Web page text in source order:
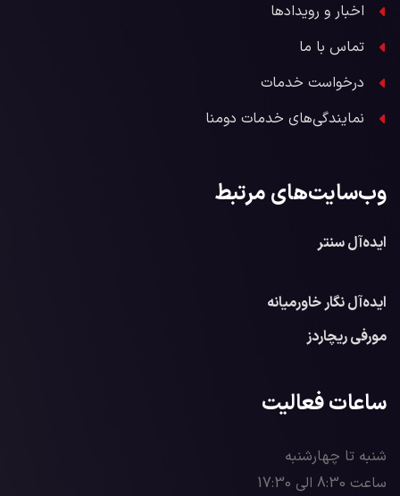
اخبار و رویدادها
تماس با ما
درخواست خدمات
نمایندگی‌های خدمات دومنا
وب‌سایت‌های مرتبط
ایده‌آل سنتر
ایده‌آل نگار خاورمیانه
مورفی ریچاردز
ساعات فعالیت
شنبه تا چهارشنبه
ساعت 8:30 الی 17:30